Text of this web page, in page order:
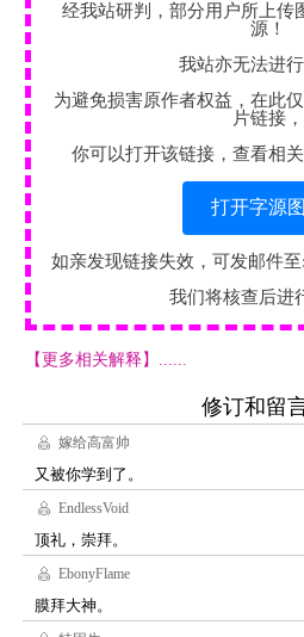
经我站研判，部分用户所上传
源！
我站亦无法进行
为避免损害原作者权益，在此
片链接，
你可以打开该链接，查看相
打开字源
如亲发现链接失效，可发邮件至:
我们将核查后进
【更多相关解释】......